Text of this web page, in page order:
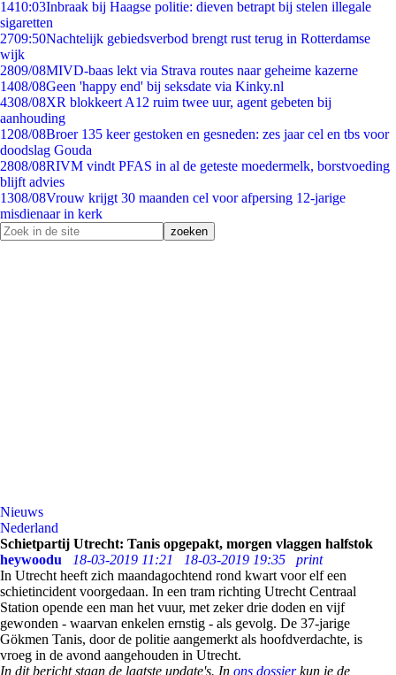
1410:03Inbraak bij Haagse politie: dieven betrapt bij stelen illegale
sigaretten
2709:50Nachtelijk gebiedsverbod brengt rust terug in Rotterdamse
wijk
2809/08MIVD-baas lekt via Strava routes naar geheime kazerne
1408/08Geen 'happy end' bij seksdate via Kinky.nl
4308/08XR blokkeert A12 ruim twee uur, agent gebeten bij
aanhouding
1208/08Broer 135 keer gestoken en gesneden: zes jaar cel en tbs voor
doodslag Gouda
2808/08RIVM vindt PFAS in al de geteste moedermelk, borstvoeding
blijft advies
1308/08Vrouw krijgt 30 maanden cel voor afpersing 12-jarige
misdienaar in kerk
Nieuws
Nederland
Schietpartij Utrecht: Tanis opgepakt, morgen vlaggen halfstok
heywoodu
18-03-2019 11:21 18-03-2019 19:35
print
In Utrecht heeft zich maandagochtend rond kwart voor elf een
schietincident voorgedaan. In een tram richting Utrecht Centraal
Station opende een man het vuur, met zeker drie doden en vijf
gewonden - waarvan enkelen ernstig - als gevolg. De 37-jarige
Gökmen Tanis, door de politie aangemerkt als hoofdverdachte, is
vroeg in de avond aangehouden in Utrecht.
In dit bericht staan de laatste update's. In ons dossierkun je de